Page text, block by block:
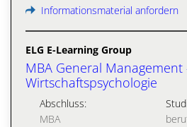
Informationsmaterial anfordern
ELG E-Learning Group
MBA General Management
Wirtschaftspsychologie
Abschluss:
MBA